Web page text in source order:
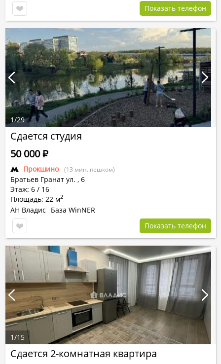
Показать телефон
Сдается студия
Прокшино (13 мин. пешком)
Братьев Гранат ул. , 6
Этаж: 6 / 16
Площадь: 22 м2
50 000Р
АН Владис
База WinNER
Показать телефон
1/29
Сдается 2-комнатная квартира
1/15